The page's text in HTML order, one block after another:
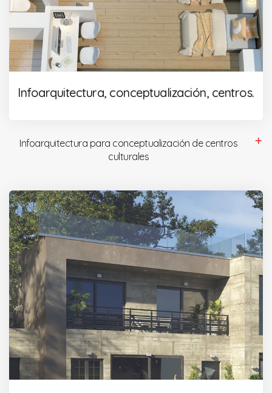
Infoarquitectura, conceptualización, centros.
Infoarquitectura para conceptualización de centros
culturales